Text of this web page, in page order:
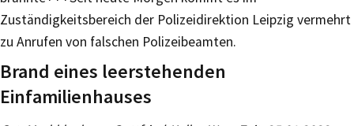
Zuständigkeitsbereich der Polizeidirektion Leipzig vermehrt
zu Anrufen von falschen Polizeibeamten.
Brand eines leerstehenden
Einfamilienhauses